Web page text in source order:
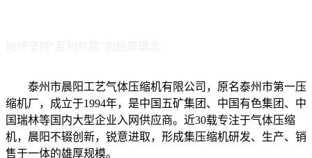
泰州市晨阳工艺气体压缩机有限公司，原名泰州市第一压
缩机厂，成立于1994年，是中国五矿集团、中国有色集团、中
国瑞林等国内大型企业入网供应商。近30载专注于气体压缩
机，晨阳不辍创新，锐意进取，形成集压缩机研发、生产、销
售于一体的雄厚规模。